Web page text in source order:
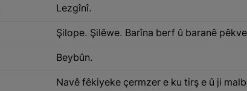
Lezgînî.
Şilope. Şilêwe. Barîna berf û baranê
Beybûn.
Navê fêkiyeke çermzer e ku tirş e û ji